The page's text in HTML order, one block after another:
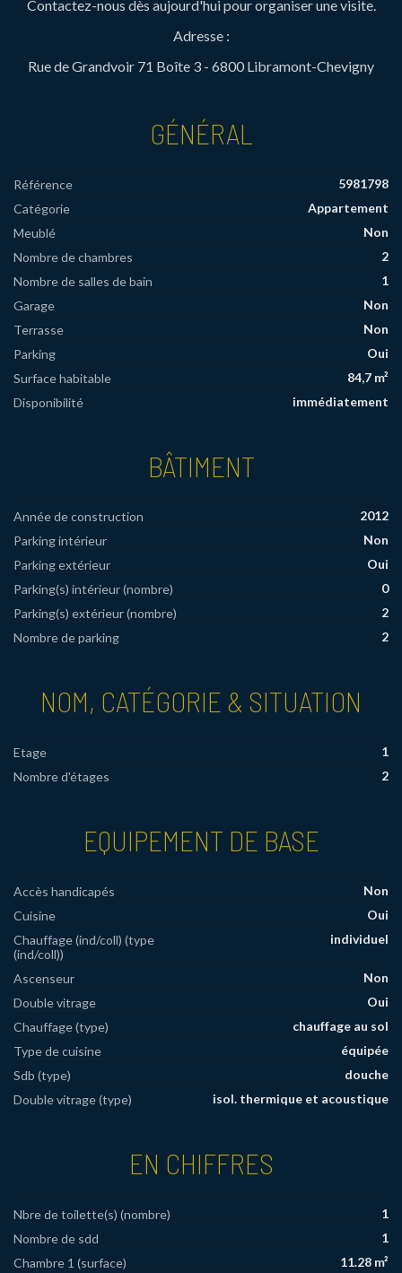
Contactez-nous dès aujourd'hui pour organiser une visite.
Adresse :
Rue de Grandvoir 71 Boîte 3 - 6800 Libramont-Chevigny
GÉNÉRAL
Référence
5981798
Catégorie
Appartement
Meublé
Non
Nombre de chambres
2
Nombre de salles de bain
1
Garage
Non
Terrasse
Non
Parking
Oui
Surface habitable
84,7 m²
Disponibilité
immédiatement
BÂTIMENT
Année de construction
2012
Parking intérieur
Non
Parking extérieur
Oui
Parking(s) intérieur (nombre)
0
Parking(s) extérieur (nombre)
2
Nombre de parking
2
NOM, CATÉGORIE & SITUATION
Etage
1
Nombre d'étages
2
EQUIPEMENT DE BASE
Accès handicapés
Non
Cuisine
Oui
Chauffage (ind/coll) (type
(ind/coll))
individuel
Ascenseur
Non
Double vitrage
Oui
Chauffage (type)
chauffage au sol
Type de cuisine
équipée
Sdb (type)
douche
Double vitrage (type)
isol. thermique et acoustique
EN CHIFFRES
Nbre de toilette(s) (nombre)
1
Nombre de sdd
1
Chambre 1 (surface)
11.28 m²